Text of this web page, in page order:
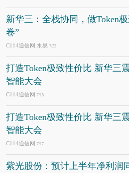
新华三：全栈协同，做Token
卷”
C114通信网 水易 7/22
打造Token极致性价比 新华三
智能大会
C114通信网 7/18
打造Token极致性价比 新华三
智能大会
C114通信网 7/17
紫光股份：预计上半年净利润